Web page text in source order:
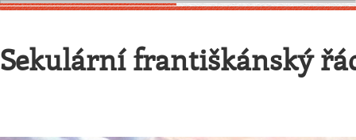
Sekulární františkánský